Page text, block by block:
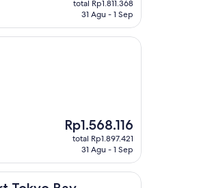
Rp1.615.790
total Rp1.811.368
31 Agu - 1 Sep
Harga
sekarang
Rp1.568.116
Rp1.568.116
total Rp1.897.421
31 Agu - 1 Sep